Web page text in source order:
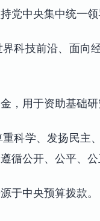
党中央集中统一领
科技前沿、面向
用于资助基础研
科学、发扬民主
循公开、公平、公
于中央预算拨款。